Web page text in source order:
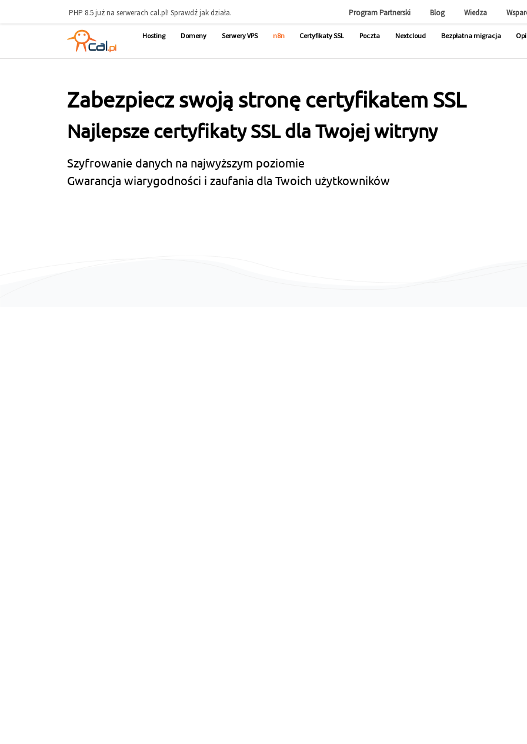
PHP 8.5 już na serwerach cal.pl! Sprawdź jak działa. Program Partnerski Blog Wiedza
Hosting Domeny Serwery VPS n8n Certyfikaty SSL Poczta Nextcloud Bezpłatna migracja
Zabezpiecz swoją stronę certyfikatem SSL
Najlepsze certyfikaty SSL dla Twojej witryny
Szyfrowanie danych na najwyższym poziomie
Gwarancja wiarygodności i zaufania dla Twoich użytkowników